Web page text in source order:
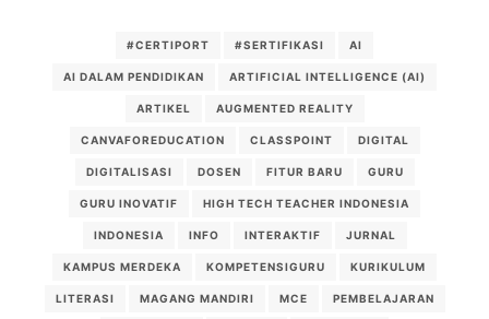
#CERTIPORT #SERTIFIKASI AI
AI DALAM PENDIDIKAN ARTIFICIAL INTELLIGENCE (AI)
ARTIKEL AUGMENTED REALITY
CANVAFOREDUCATION CLASSPOINT DIGITAL
DIGITALISASI DOSEN FITUR BARU GURU
GURU INOVATIF HIGH TECH TEACHER INDONESIA
INDONESIA INFO INTERAKTIF JURNAL
KAMPUS MERDEKA KOMPETENSIGURU KURIKULUM
LITERASI MAGANG MANDIRI MCE PEMBELAJARAN